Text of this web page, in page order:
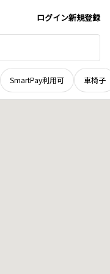
ログイン新規登録
SmartPay利用可 車椅子